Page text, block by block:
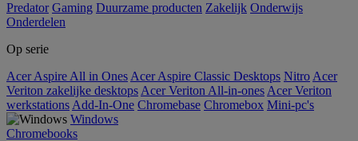
Predator Gaming Duurzame producten Zakelijk Onderwijs
Onderdelen
Op serie
Acer Aspire All in Ones Acer Aspire Classic Desktops Nitro Acer
Veriton zakelijke desktops Acer Veriton All-in-ones Acer Veriton
werkstations Add-In-One Chromebase Chromebox Mini-pc's
Windows
Chromebooks